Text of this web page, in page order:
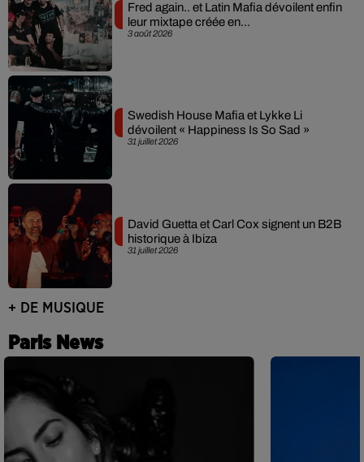
3 août 2026
Fred again.. et Latin Mafia dévoilent enfin
leur mixtape créée en...
31 juillet 2026
Swedish House Mafia et Lykke Li
dévoilent « Happiness Is So Sad »
31 juillet 2026
David Guetta et Carl Cox signent un B2B
historique à Ibiza
+ DE MUSIQUE
Paris News